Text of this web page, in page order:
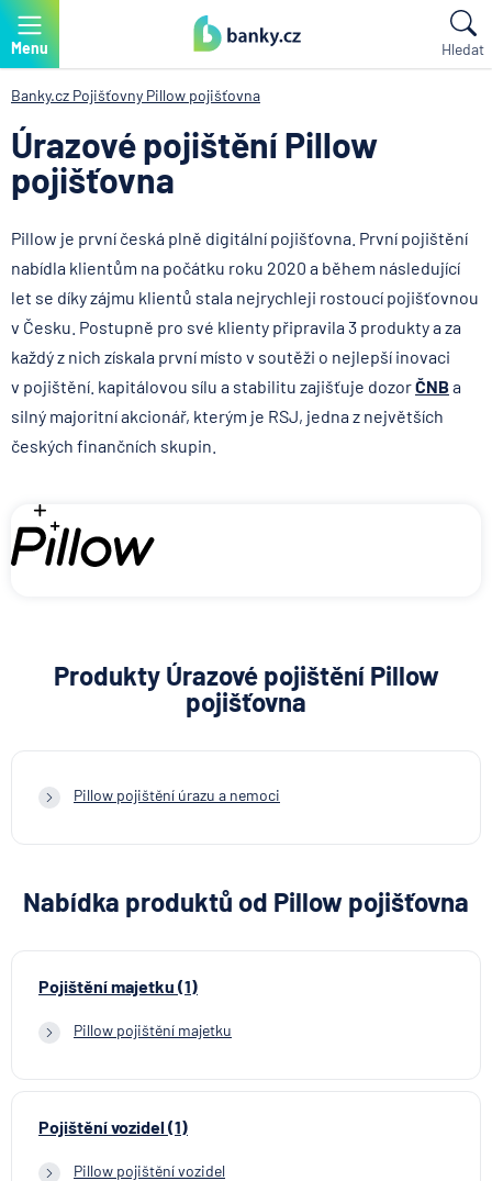
Menu Hledat
Banky.cz Pojišťovny Pillow pojišťovna
Úrazové pojištění Pillow
pojišťovna
Pillow je první česká plně digitální pojišťovna. První pojištění
nabídla klientům na počátku roku 2020 a během následující
let se díky zájmu klientů stala nejrychleji rostoucí pojišťovnou
v Česku. Postupně pro své klienty připravila 3 produkty a za
každý z nich získala první místo v soutěži o nejlepší inovaci
v pojištění. kapitálovou sílu a stabilitu zajišťuje dozorČNB a
silný majoritní akcionář, kterým je RSJ, jedna z největších
českých finančních skupin.
Produkty Úrazové pojištění Pillow
pojišťovna
Pillow pojištění úrazu a nemoci
Nabídka produktů od Pillow pojišťovna
Pojištění majetku (1)
Pillow pojištění majetku
Pojištění vozidel (1)
Pillow pojištění vozidel